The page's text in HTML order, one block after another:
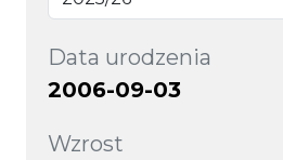
Data urodzenia
2006-09-03
Wzrost